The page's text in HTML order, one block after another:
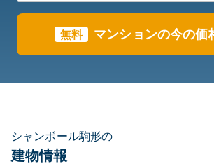
無料 マンションの今の価
シャンボール駒形の
建物情報